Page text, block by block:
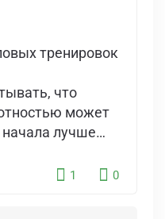
тренировок
что
может
лучше
Я в этом деле
-
1 0